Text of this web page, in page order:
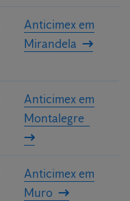
Anticimex em
Mirandela
Anticimex em
Montalegre
Anticimex em
Muro